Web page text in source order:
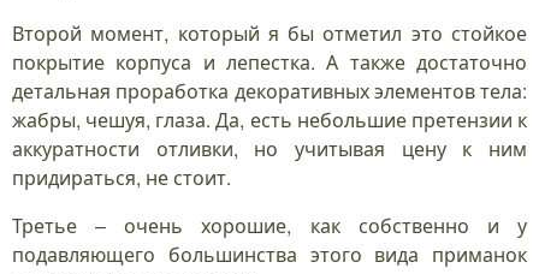
Второй момент, который я бы отметил это стойкое
покрытие корпуса и лепестка. А также достаточно
детальная проработка декоративных элементов тела:
жабры, чешуя, глаза. Да, есть небольшие претензии к
аккуратности отливки, но учитывая цену к ним
придираться, не стоит.
Третье – очень хорошие, как собственно и у
подавляющего большинства этого вида приманок